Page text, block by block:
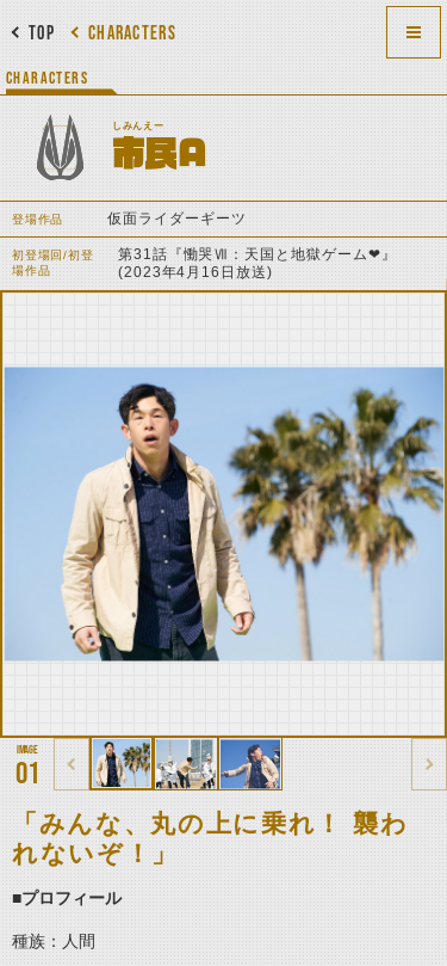
CHARACTERS
TOP
CHARACTERS
しみんえー
市民A
登場作品 仮面ライダーギーツ
初登場回/初登
場作品
第31話『慟哭Ⅶ：天国と地獄ゲーム❤』
(2023年4月16日放送)
01
「みんな、丸の上に乗れ！ 襲わ
れないぞ！」
■プロフィール
種族：人間